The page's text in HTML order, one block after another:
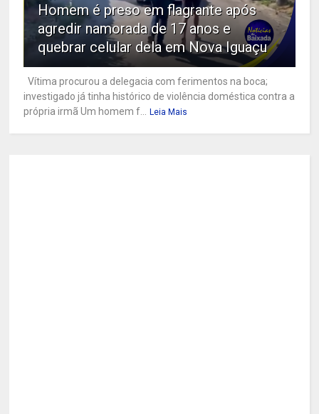
Homem é preso em flagrante após
agredir namorada de 17 anos e
quebrar celular dela em Nova Iguaçu
Vítima procurou a delegacia com ferimentos na boca;
investigado já tinha histórico de violência doméstica contra a
própria irmã Um homem f...
Leia Mais